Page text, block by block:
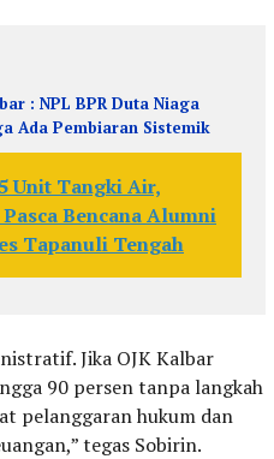
: NPL BPR Duta Niaga
Ada Pembiaran Sistemik
Unit Tangki Air,
Bencana Alumni
Tapanuli Tengah
Jika OJK Kalbar
90 persen tanpa langkah
pelanggaran hukum dan
tegas Sobirin.